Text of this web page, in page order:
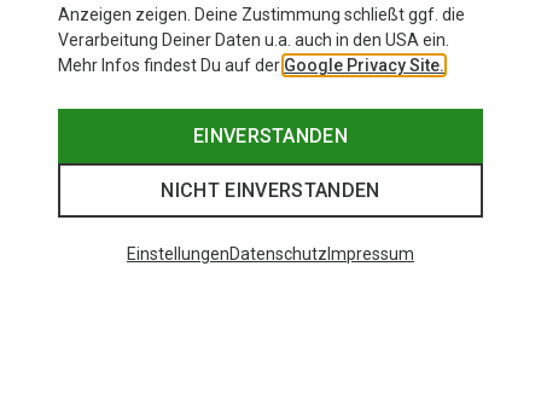
Anzeigen zeigen. Deine Zustimmung schließt ggf. die
Verarbeitung Deiner Daten u.a. auch in den USA ein.
Mehr Infos findest Du auf der Google Privacy Site.
EINVERSTANDEN
NICHT EINVERSTANDEN
EinstellungenDatenschutz Impressum